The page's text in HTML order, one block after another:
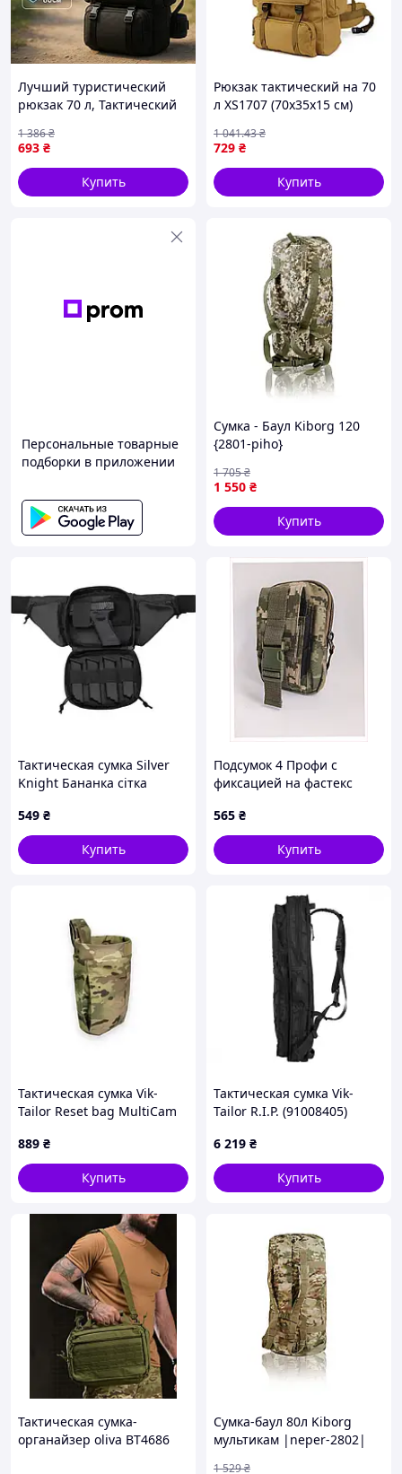
Лучший туристический
рюкзак 70 л, Тактический
Походный
водонепроницаемый OL-
83
693 ₴
1 386₴
Купить
Рюкзак тактический на 70
л XS1707 (70х35х15 см)
/ Туристический рюкзак
729 ₴
1 041.43₴
Купить
Персональные товарные
подборки в приложении
Сумка - Баул Kiborg 120
{2801-piho}
1 550 ₴
1 705₴
Купить
Тактическая сумка Silver
Knight Бананка сітка
549 ₴
Купить
Подсумок 4 Профи с
фиксацией на фастекс
565 ₴
Купить
Тактическая сумка Vik-
Tailor Reset bag MultiCam
889 ₴
Купить
Тактическая сумка Vik-
Tailor R.I.P. (91008405)
6 219 ₴
Купить
Тактическая сумка-
органайзер oliva ВТ4686
Сумка-баул 80л Kiborg
мультикам |neper-2802|
1 529₴